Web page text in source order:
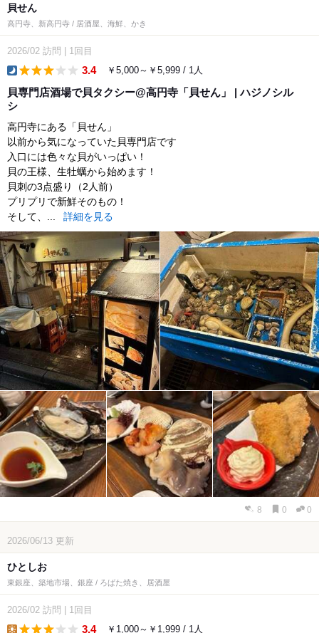
貝せん
高円寺、新高円寺 / 居酒屋、海鮮、かき
2026/02 訪問 1回目
3.4 ￥5,000～￥5,999 / 1人
貝専門店酒場で貝タクシー@高円寺「貝せん」 | ハジノシル
シ
高円寺にある「貝せん」
以前から気になっていた貝専門店です
入口には色々な貝がいっぱい！
貝の王様、生牡蠣から始めます！
貝刺の3点盛り（2人前）
プリプリで新鮮そのもの！
そして、...
詳細を見る
8 0 0
2026/06/13 更新
ひとしお
東銀座、築地市場、銀座 / ろばた焼き、居酒屋
2026/02 訪問 1回目
3.4 ￥1,000～￥1,999 / 1人